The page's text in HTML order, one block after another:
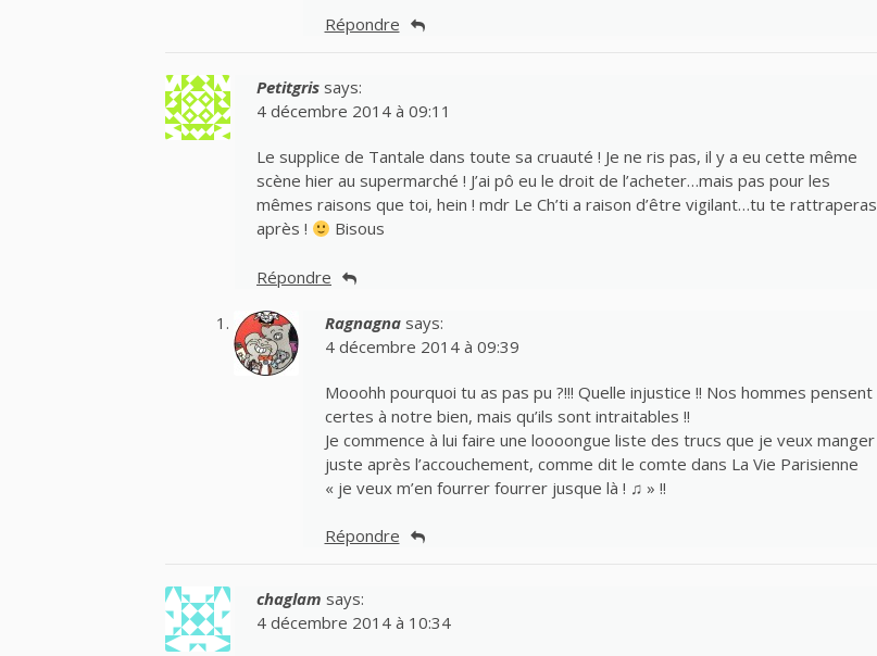
Répondre
Petitgris says:
4 décembre 2014 à 09:11
Le supplice de Tantale dans toute sa cruauté ! Je ne ris pas, il y a eu cette même
scène hier au supermarché ! J’ai pô eu le droit de l’acheter…mais pas pour les
mêmes raisons que toi, hein ! mdr Le Ch’ti a raison d’être vigilant…tu te rattraperas
après !
Bisous
Répondre
Ragnagna says:
4 décembre 2014 à 09:39
Mooohh pourquoi tu as pas pu ?!!! Quelle injustice !! Nos hommes pensent
certes à notre bien, mais qu’ils sont intraitables !!
Je commence à lui faire une loooongue liste des trucs que je veux manger
juste après l’accouchement, comme dit le comte dans La Vie Parisienne
« je veux m’en fourrer fourrer jusque là ! ♫ » !!
Répondre
chaglam says:
4 décembre 2014 à 10:34